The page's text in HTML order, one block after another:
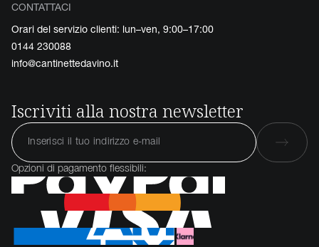
CONTATTACI
Orari del servizio clienti: lun–ven, 9:00–17:00
0144 230088
info@cantinettedavino.it
Iscriviti alla nostra newsletter
Opzioni di pagamento flessibili: